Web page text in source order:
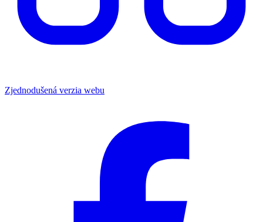
Zjednodušená verzia webu